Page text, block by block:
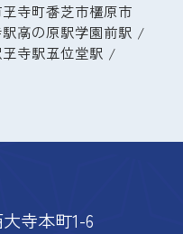
王寺町香芝市橿原市
高の原駅学園前駅
王寺駅五位堂駅
寺本町1-6